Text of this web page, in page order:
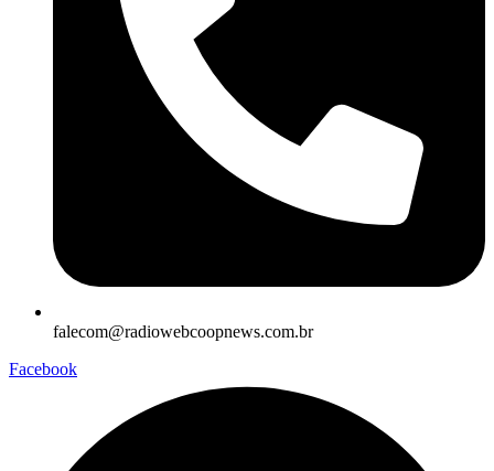
falecom@radiowebcoopnews.com.br
Facebook